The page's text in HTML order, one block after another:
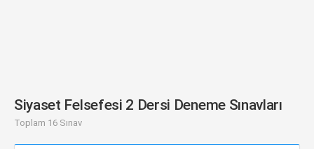
Siyaset Felsefesi 2 Dersi Deneme Sınavları
Toplam 16 Sınav